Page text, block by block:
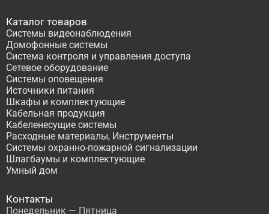
Каталог товаров
Системы видеонаблюдения
Домофонные системы
Система контроля и управления доступа
Сетевое оборудование
Системы оповещения
Источники питания
Шкафы и комплектующие
Кабельная продукция
Кабеленесущие системы
Расходные материалы, Инструменты
Системы охранно-пожарной сигнализации
Шлагбаумы и комплектующие
Умный дом
Контакты
Понедельник — Пятница